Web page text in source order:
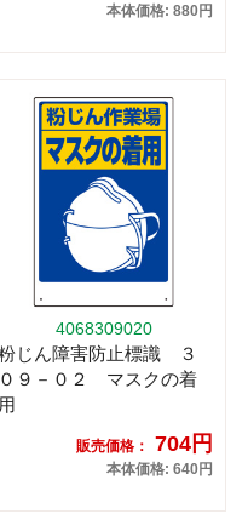
本体価格: 880円
4068309020
じん障害防止標識 ３
０９－０２ マスクの着
用
販売価格： 704円
本体価格: 640円